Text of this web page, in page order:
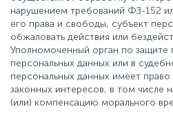
нарушением требований ФЗ-152
его права и свободы, субъект
обжаловать действия или
Уполномоченный орган по защите
персональных данных или в
персональных данных имеет
законных интересов, в том числе
(или) компенсацию морального